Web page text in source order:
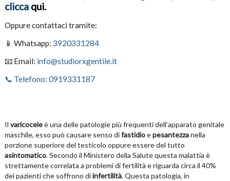
clicca qui.
Oppure contattaci tramite:
📱 Whatsapp: 3920331284
📧 Email: info@studiorxgentile.it
📞 Telefono: 0919331187
Il varicoceleè una delle patologie più frequenti dell’apparato genitale
maschile, esso può causare senso difastidioepesantezzanella
porzione superiore del testicolo oppure essere del tutto
asintomatico. Secondo il Ministero della Salute questa malattia è
strettamente correlata a problemi di fertilità e riguarda circa il 40%
dei pazienti che soffrono diinfertilità. Questa patologia, in